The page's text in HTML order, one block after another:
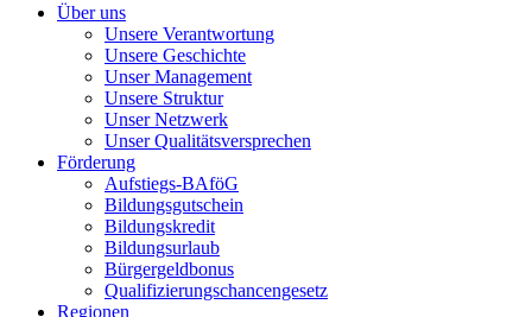
Über uns
Unsere Verantwortung
Unsere Geschichte
Unser Management
Unsere Struktur
Unser Netzwerk
Unser Qualitätsversprechen
Förderung
Aufstiegs-BAföG
Bildungsgutschein
Bildungskredit
Bildungsurlaub
Bürgergeldbonus
Qualifizierungschancengesetz
Regionen